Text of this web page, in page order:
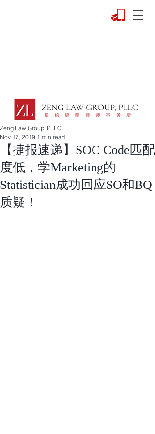
【捷报速递】SOC Code匹配
度低，学Marketing的
Statistician成功回应SO和BQ
质疑！
Zeng Law Group, PLLC
Nov 17, 2019 1 min read